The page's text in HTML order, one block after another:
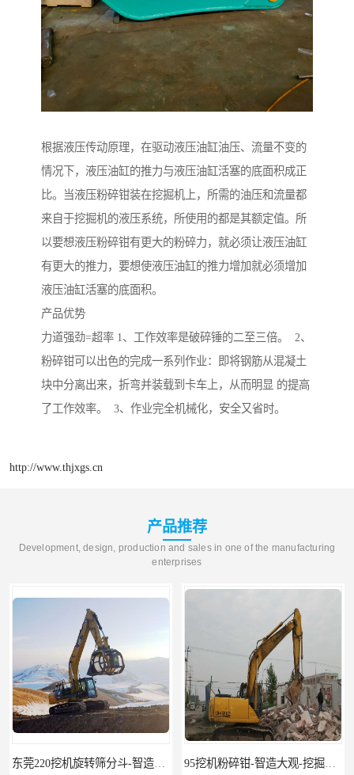
根据液压传动原理，在驱动液压油缸油压、流量不变的
情况下，液压油缸的推力与液压油缸活塞的底面积成正
比。当液压粉碎钳装在挖掘机上，所需的油压和流量都
来自于挖掘机的液压系统，所使用的都是其额定值。所
以要想液压粉碎钳有更大的粉碎力，就必须让液压油缸
有更大的推力，要想使液压油缸的推力增加就必须增加
液压油缸活塞的底面积。
产品优势
力道强劲=超率 1、工作效率是破碎锤的二至三倍。 2、
粉碎钳可以出色的完成一系列作业：即将钢筋从混凝土
块中分离出来，折弯并装载到卡车上，从而明显 的提高
了工作效率。 3、作业完全机械化，安全又省时。
http://www.thjxgs.cn
产品推荐
Development, design, production and sales in one of the manufacturing
enterprises